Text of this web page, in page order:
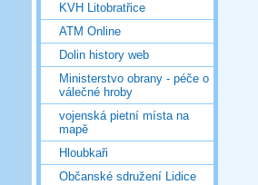
KVH Litobratřice
ATM Online
Dolin history web
Ministerstvo obrany - péče o
válečné hroby
vojenská pietní místa na
mapě
Hloubkaři
Občanské sdružení Lidice